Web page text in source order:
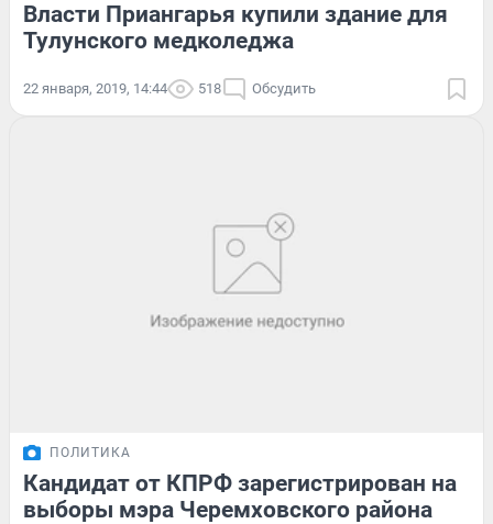
Власти Приангарья купили здание для
Тулунского медколеджа
22 января, 2019, 14:44 518 Обсудить
ПОЛИТИКА
Кандидат от КПРФ зарегистрирован на
выборы мэра Черемховского района